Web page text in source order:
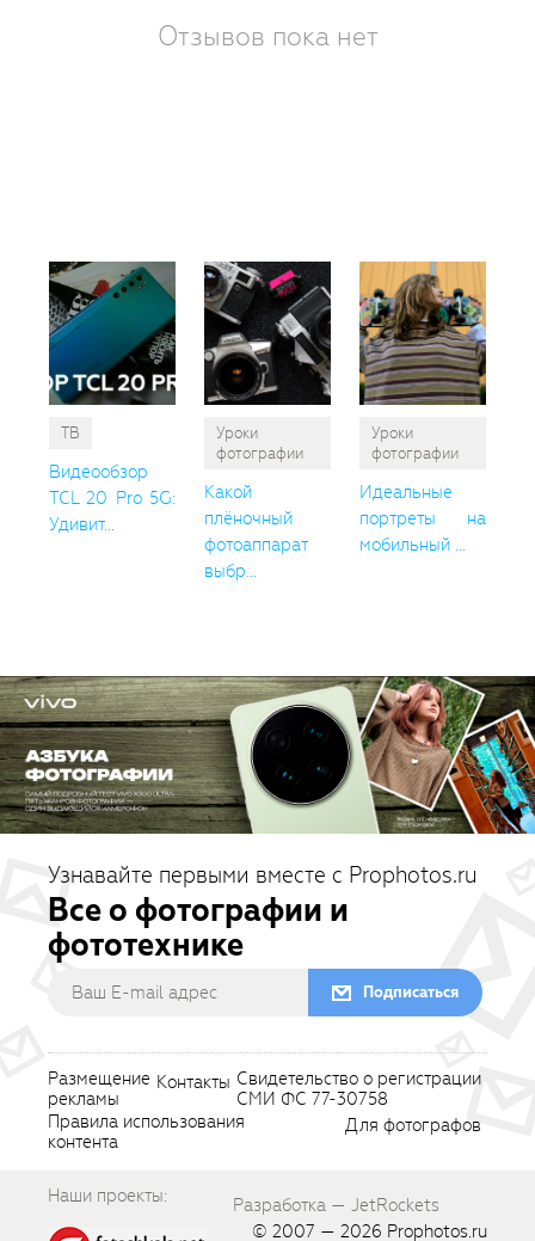
Отзывов пока нет
ТВ
Видеообзор
TCL 20 Pro 5G:
Удивит...
Уроки
фотографии
Какой
плёночный
фотоаппарат
выбр...
Уроки
фотографии
Идеальные
портреты на
мобильный ...
Узнавайте первыми вместе с Prophotos.ru
Все о фотографии и
фототехнике
Подписаться
Размещение
рекламы
Контакты Свидетельство о регистрации
СМИ ФС 77-30758
Правила использования
контента
Для фотографов
Наши проекты:
Разработка — JetRockets
© 2007 — 2026 Prophotos.ru